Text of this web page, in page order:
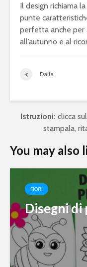
Il design richiama
punte
perfetta anche
all’autunno e al
Dalia
Istruzioni: clicca
stampala,
You may also
FIORI
Disegni di